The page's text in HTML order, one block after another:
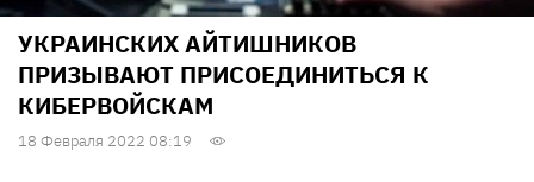
УКРАИНСКИХ АЙТИШНИКОВ
ПРИЗЫВАЮТ ПРИСОЕДИНИТЬСЯ К
КИБЕРВОЙСКАМ
18 Февраля 2022 08:19